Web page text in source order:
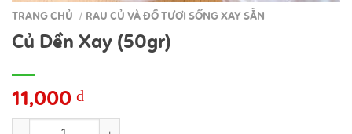
TRANG CHỦ / RAU CỦ VÀ ĐỒ TƯƠI SỐNG XAY SẴN
Củ Dền Xay (50gr)
11,000 ₫
Củ Dền Xay (50gr) số lượng